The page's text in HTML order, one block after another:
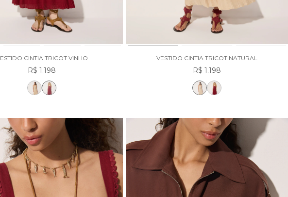
CINTIA TRICOT VINHO
R$ 1.198
VESTIDO CINTIA TRICOT NATURAL
R$ 1.198